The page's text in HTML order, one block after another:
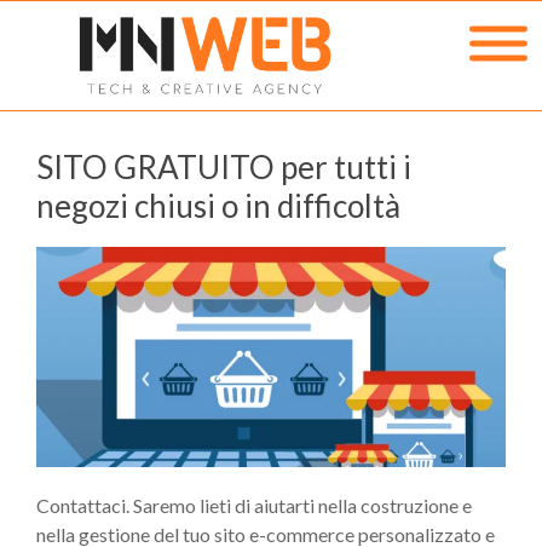
SITO GRATUITO per tutti i
negozi chiusi o in difficoltà
Contattaci. Saremo lieti di aiutarti nella costruzione e
nella gestione del tuo sito e-commerce personalizzato e